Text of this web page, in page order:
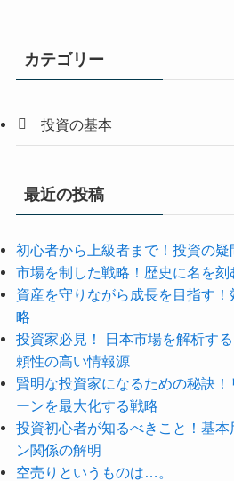
カテゴリー
投資の基本
最近の投稿
初心者から上級者まで！投資の疑
市場を制した戦略！歴史に名を刻
資産を守りながら成長を目指す
略
投資家必見！ 日本市場を解析す
頼性の高い情報源
賢明な投資家になるための秘訣
ーンを最大化する戦略
投資初心者が知るべきこと！基
ン関係の解明
空売りというものは…。